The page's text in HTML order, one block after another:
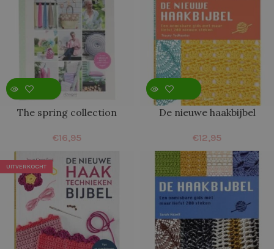
The spring collection
€16,95
De nieuwe haakbijbel
€12,95
UITVERKOCHT